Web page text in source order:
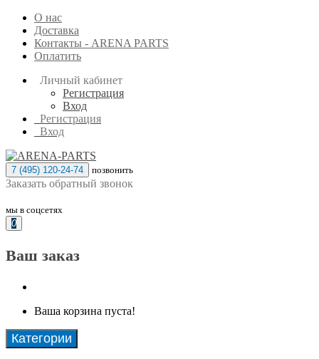
О нас
Доставка
Контакты - ARENA PARTS
Оплатить
Личный кабинет
Регистрация
Вход
Регистрация
Вход
7 (495) 120-24-74 позвонить
Заказать обратный звонок
мы в соцсетях
0
Ваш заказ
Ваша корзина пуста!
Категории